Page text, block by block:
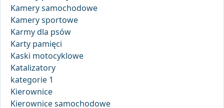
Kamery samochodowe
Kamery sportowe
Karmy dla psów
Karty pamięci
Kaski motocyklowe
Katalizatory
kategorie 1
Kierownice
Kierownice samochodowe